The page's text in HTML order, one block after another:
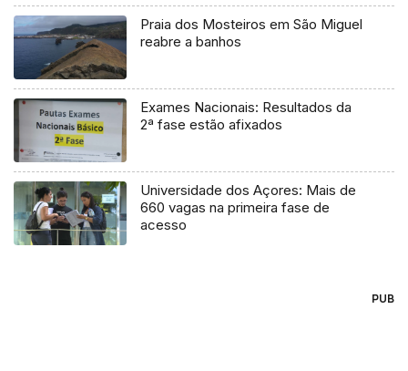
Praia dos Mosteiros em São Miguel
reabre a banhos
Exames Nacionais: Resultados da
2ª fase estão afixados
Universidade dos Açores: Mais de
660 vagas na primeira fase de
acesso
PUB